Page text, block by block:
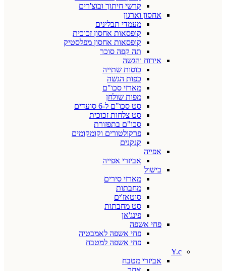
קרשי חיתוך ובוצ'רים
אחסון וארגון
מעמדי תבלינים
קופסאות אחסון זכוכית
קופסאות אחסון מפלסטיק
תה קפה סוכר
אירוח והגשה
כוסות שתייה
כפות הגשה
מארזי סכו"ם
מפות שולחן
סט סכו"ם ל-6 סועדים
סט צלחות זכוכית
סכו"ם בתפזורת
פרקולטורים וקומקומים
קנקנים
אפייה
אביזרי אפייה
בישול
מארזי סירים
מחבתות
סוטאז'ים
סט מחבתות
פינג'אן
פחי אשפה
פחי אשפה לאמבטיה
פחי אשפה למטבח
Y.c
אביזרי מטבח